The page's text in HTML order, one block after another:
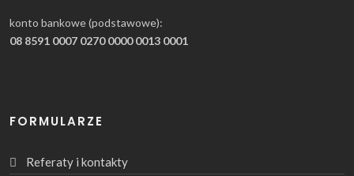
konto bankowe (podstawowe):
08 8591 0007 0270 0000 0013 0001
FORMULARZE
Referaty i kontakty